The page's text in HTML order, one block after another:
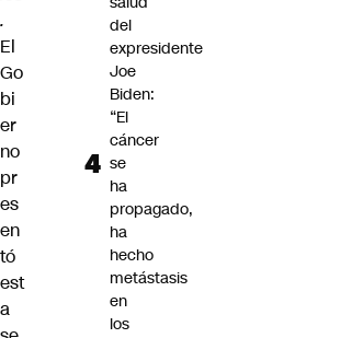
.
El
Go
bi
er
no
pr
es
en
tó
est
a
del
expresidente
Joe
Biden:
“El
cáncer
se
ha
propagado,
ha
hecho
metástasis
en
los